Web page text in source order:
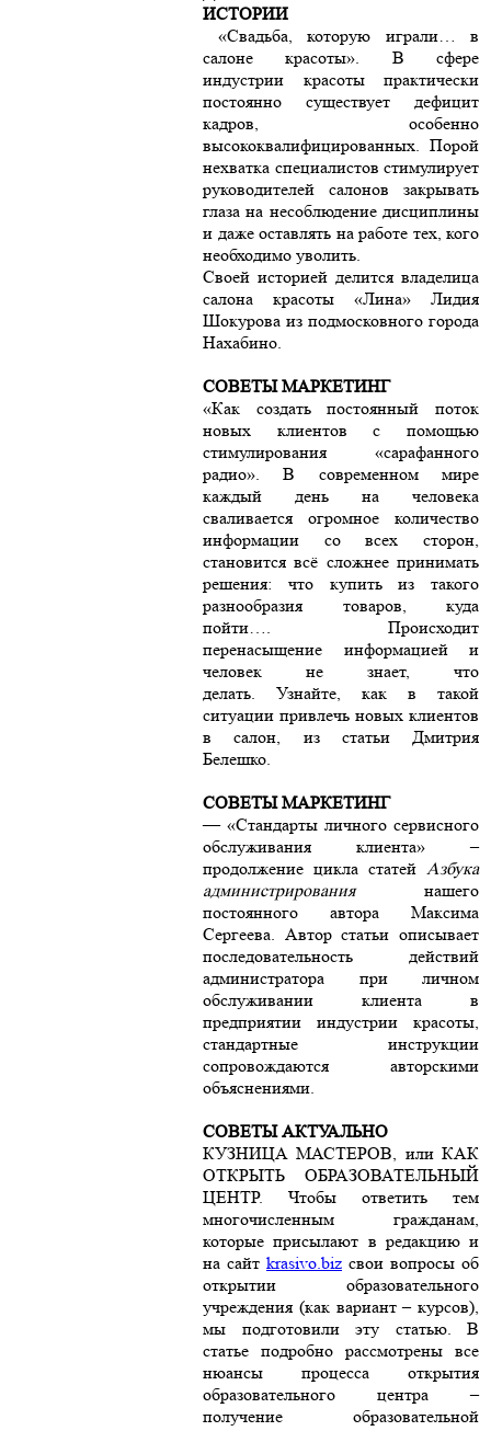
ИСТОРИИ
«Свадьба, которую играли… в
салоне красоты». В сфере
индустрии красоты практически
постоянно существует дефицит
кадров, особенно
высококвалифицированных. Порой
нехватка специалистов стимулирует
руководителей салонов закрывать
глаза на несоблюдение дисциплины
и даже оставлять на работе тех, кого
необходимо уволить.
Своей историей делится владелица
салона красоты «Лина» Лидия
Шокурова из подмосковного города
Нахабино.
СОВЕТЫ МАРКЕТИНГ
«Как создать постоянный поток
новых клиентов с помощью
стимулирования «сарафанного
радио». В современном мире
каждый день на человека
сваливается огромное количество
информации со всех сторон,
становится всё сложнее принимать
решения: что купить из такого
разнообразия товаров, куда
пойти…. Происходит
перенасыщение информацией и
человек не знает, что
делать. Узнайте, как в такой
ситуации привлечь новых клиентов
в салон, из статьи Дмитрия
Белешко.
СОВЕТЫ МАРКЕТИНГ
— «Стандарты личного сервисного
обслуживания клиента» –
продолжение цикла статей Азбука
администрирования нашего
постоянного автора Максима
Сергеева. Автор статьи описывает
последовательность действий
администратора при личном
обслуживании клиента в
предприятии индустрии красоты,
стандартные инструкции
сопровождаются авторскими
объяснениями.
СОВЕТЫ АКТУАЛЬНО
КУЗНИЦА МАСТЕРОВ, или КАК
ОТКРЫТЬ ОБРАЗОВАТЕЛЬНЫЙ
ЦЕНТР. Чтобы ответить тем
многочисленным гражданам,
которые присылают в редакцию и
на сайт krasivo.biz свои вопросы об
открытии образовательного
учреждения (как вариант – курсов),
мы подготовили эту статью. В
статье подробно рассмотрены все
нюансы процесса открытия
образовательного центра –
получение образовательной